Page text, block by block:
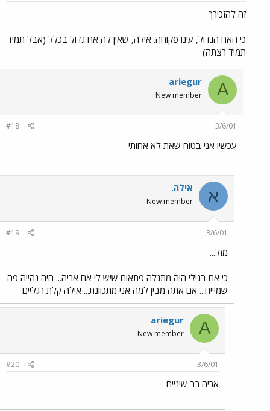
זה להזכירך
כי האח הגדול, עינו פקוחה. אילה, שאין לה אח גדול בכלל (אבל תמיד
תמיד רצתה)
A
ariegur
New member
3/6/01
#18
עכשיו אני בטוח שאת לא אחותי
א אילה.
New member
3/6/01
#19
מזל...
כי אם בגילי היה מתגלה פתאום שיש לי אח אריה... היה נהייה פה
שמיייח... אם אתה מבין למה אני מתכוונת... אילה קלת רגליים
A
ariegur
New member
3/6/01
#20
אריה רב שיניים